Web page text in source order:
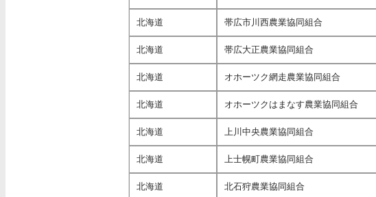
北海道 帯広市川西農業協同組合
北海道 帯広大正農業協同組合
北海道 オホーツク網走農業協同組合
北海道 オホーツクはまなす農業協同組合
北海道 上川中央農業協同組合
北海道 上士幌町農業協同組合
北海道 北石狩農業協同組合